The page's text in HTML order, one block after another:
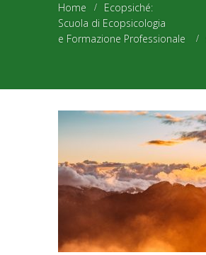
Home
Ecopsiché:
Scuola di Ecopsicologia
e Formazione Professionale